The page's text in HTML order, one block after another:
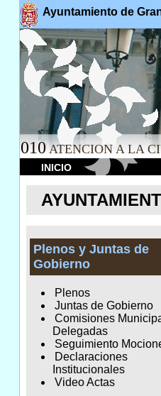
Ayuntamiento de
010 ATENCION A LA
INICIO
Plenos y Juntas de
Gobierno
Plenos
Juntas de Gobierno
Comisiones
Delegadas
Seguimiento
Declaraciones
Institucionales
Video Actas